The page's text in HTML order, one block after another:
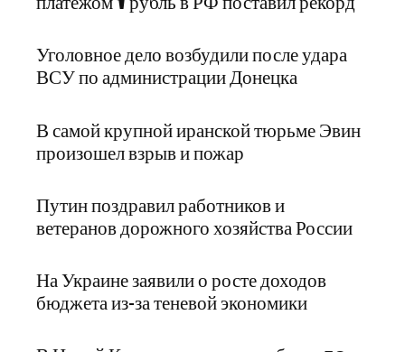
Уголовное дело возбудили после удара
ВСУ по администрации Донецка
В самой крупной иранской тюрьме Эвин
произошел взрыв и пожар
Путин поздравил работников и
ветеранов дорожного хозяйства России
На Украине заявили о росте доходов
бюджета из-за теневой экономики